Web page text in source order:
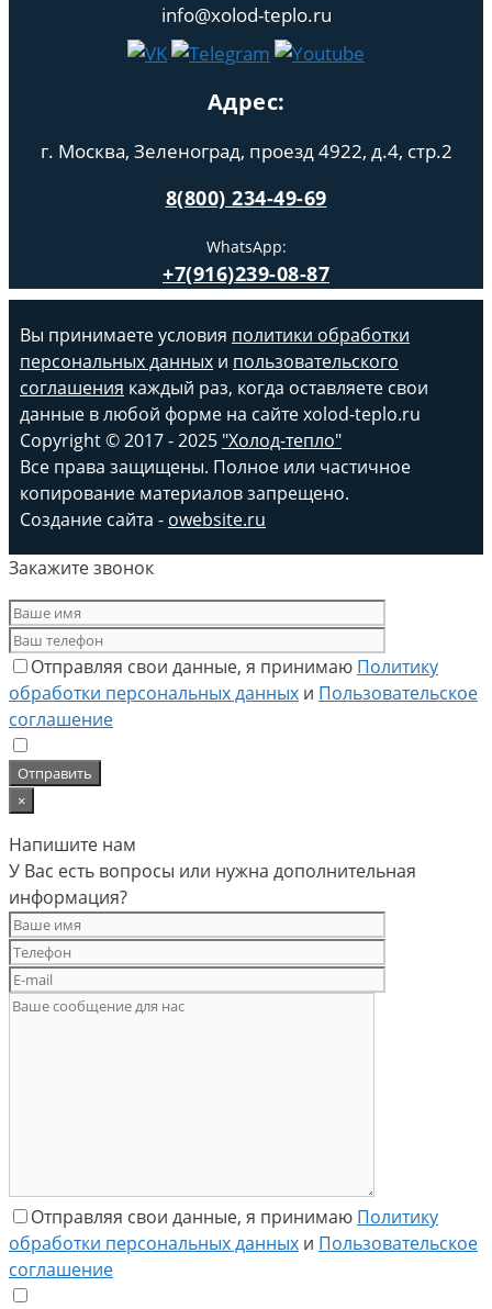
info@xolod-teplo.ru
Адрес:
г. Москва, Зеленоград, проезд 4922, д.4, стр.2
8(800) 234-49-69
WhatsApp:
+7(916)239-08-87
Вы принимаете условия политики обработки
персональных данных и пользовательского
соглашения каждый раз, когда оставляете свои
данные в любой форме на сайте xolod-teplo.ru
Copyright © 2017 - 2025 "Холод-тепло"
Все права защищены. Полное или частичное
копирование материалов запрещено.
Создание сайта - owebsite.ru
Закажите звонок
Отправляя свои данные, я принимаю Политику
обработки персональных данных и Пользовательское
соглашение
×
Напишите нам
У Вас есть вопросы или нужна дополнительная
информация?
Отправляя свои данные, я принимаю Политику
обработки персональных данных и Пользовательское
соглашение